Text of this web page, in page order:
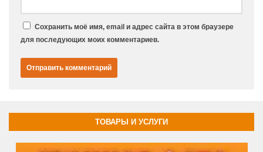
Сохранить моё имя, email и адрес сайта в этом браузере
для последующих моих комментариев.
ТОВАРЫ И УСЛУГИ